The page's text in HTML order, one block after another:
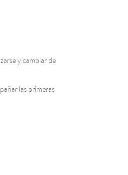
y cambiar de
las primeras